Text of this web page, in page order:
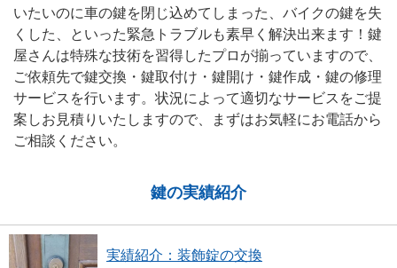
いたいのに車の鍵を閉じ込めてしまった、バイクの鍵を失
くした、といった緊急トラブルも素早く解決出来ます！鍵
屋さんは特殊な技術を習得したプロが揃っていますので、
ご依頼先で鍵交換・鍵取付け・鍵開け・鍵作成・鍵の修理
サービスを行います。状況によって適切なサービスをご提
案しお見積りいたしますので、まずはお気軽にお電話から
ご相談ください。
鍵の実績紹介
実績紹介：装飾錠の交換